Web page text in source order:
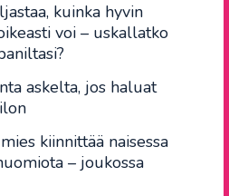
kuinka hyvin
voi – uskallatko
askelta, jos haluat
kiinnittää naisessa
– joukossa